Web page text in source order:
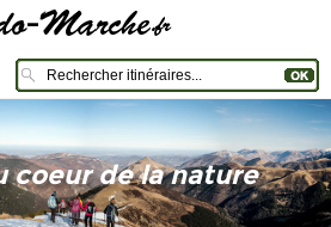
coeur de la nature